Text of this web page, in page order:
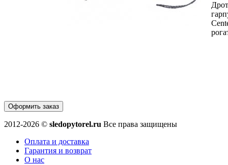
Оформить заказ
2012-2026 © sledopytorel.ru Все права защищены
Оплата и доставка
Гарантия и возврат
О нас